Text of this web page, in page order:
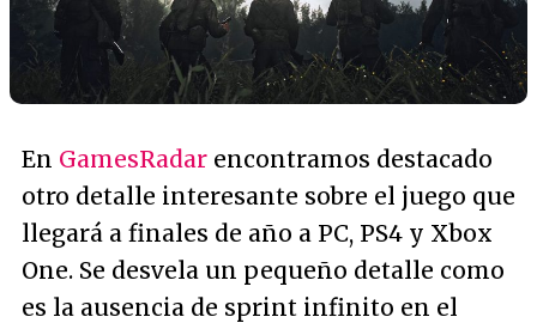
En GamesRadar encontramos destacado
otro detalle interesante sobre el juego que
llegará a finales de año a PC, PS4 y Xbox
One. Se desvela un pequeño detalle como
es la ausencia de sprint infinito en el